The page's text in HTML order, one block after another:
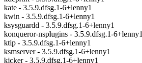
kate - 3.5.9.dfsg.1-6+lenny1
kwin - 3.5.9.dfsg.1-6+lenny1
ksysguardd - 3.5.9.dfsg.1-6+lenny1
konqueror-nsplugins - 3.5.9.dfsg.1-6+lenny1
ktip - 3.5.9.dfsg.1-6+lenny1
ksmserver - 3.5.9.dfsg.1-6+lenny1
kicker - 3.5.9.dfsg.1-6+lenny1